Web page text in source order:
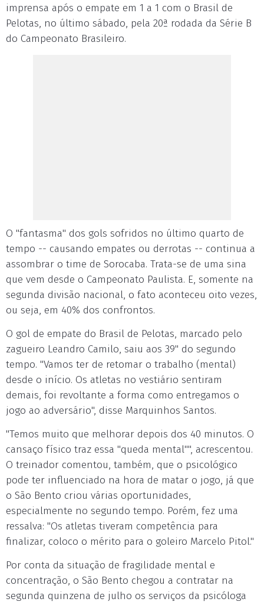
imprensa após o empate em 1 a 1 com o Brasil de
Pelotas, no último sábado, pela 20ª rodada da Série B
do Campeonato Brasileiro.
O "fantasma" dos gols sofridos no último quarto de
tempo -- causando empates ou derrotas -- continua a
assombrar o time de Sorocaba. Trata-se de uma sina
que vem desde o Campeonato Paulista. E, somente na
segunda divisão nacional, o fato aconteceu oito vezes,
ou seja, em 40% dos confrontos.
O gol de empate do Brasil de Pelotas, marcado pelo
zagueiro Leandro Camilo, saiu aos 39" do segundo
tempo. "Vamos ter de retomar o trabalho (mental)
desde o início. Os atletas no vestiário sentiram
demais, foi revoltante a forma como entregamos o
jogo ao adversário", disse Marquinhos Santos.
"Temos muito que melhorar depois dos 40 minutos. O
cansaço físico traz essa "queda mental"", acrescentou.
O treinador comentou, também, que o psicológico
pode ter influenciado na hora de matar o jogo, já que
o São Bento criou várias oportunidades,
especialmente no segundo tempo. Porém, fez uma
ressalva: "Os atletas tiveram competência para
finalizar, coloco o mérito para o goleiro Marcelo Pitol."
Por conta da situação de fragilidade mental e
concentração, o São Bento chegou a contratar na
segunda quinzena de julho os serviços da psicóloga